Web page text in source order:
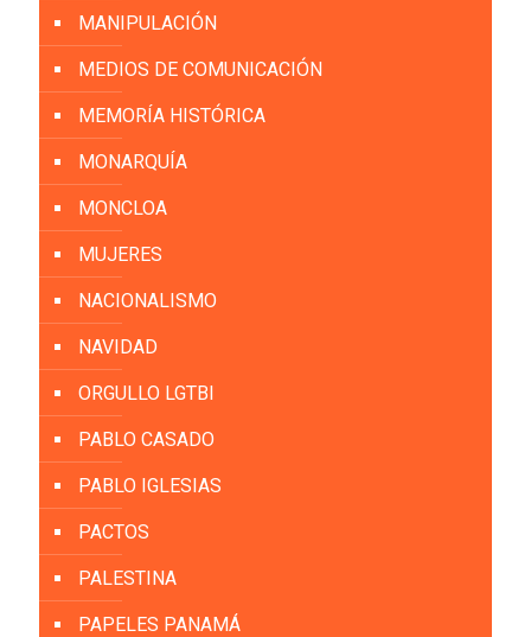
MANIPULACIÓN
MEDIOS DE COMUNICACIÓN
MEMORÍA HISTÓRICA
MONARQUÍA
MONCLOA
MUJERES
NACIONALISMO
NAVIDAD
ORGULLO LGTBI
PABLO CASADO
PABLO IGLESIAS
PACTOS
PALESTINA
PAPELES PANAMÁ